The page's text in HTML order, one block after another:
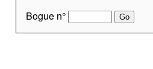
Bogue n°